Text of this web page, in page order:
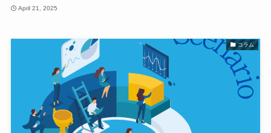
April 21, 2025
コラム